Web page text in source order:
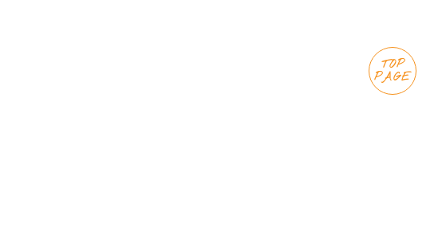
TOP
PAGE